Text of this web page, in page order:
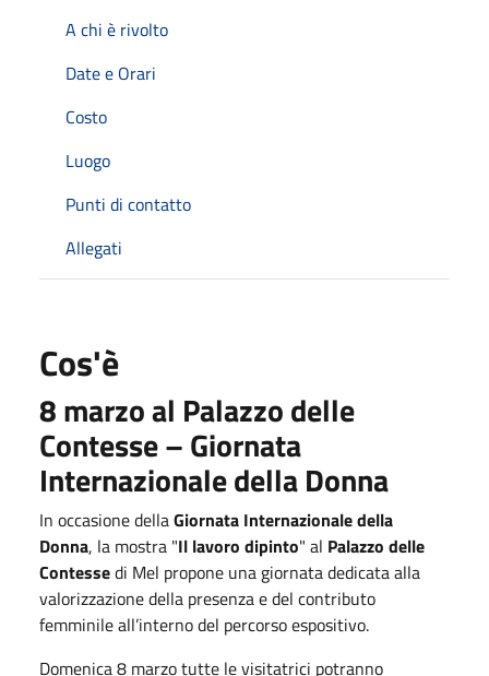
A chi è rivolto
Date e Orari
Costo
Luogo
Punti di contatto
Allegati
Cos'è
8 marzo al Palazzo delle
Contesse – Giornata
Internazionale della Donna
In occasione dellaGiornata Internazionale della
Donna, la mostra "Il lavoro dipinto" al Palazzo delle
Contessedi Mel propone una giornata dedicata alla
valorizzazione della presenza e del contributo
femminile all’interno del percorso espositivo.
Domenica 8 marzo tutte le visitatrici potranno